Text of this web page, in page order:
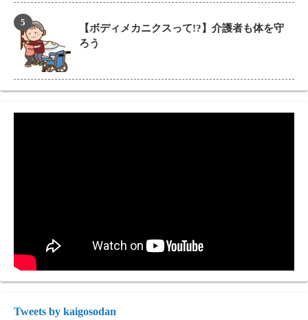
【ボディメカニクスって!?】介護者も体を守
ろう
Tweets by kaigosodan